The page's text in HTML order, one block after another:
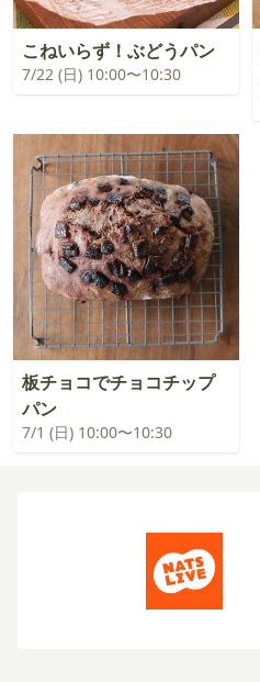
こねいらず！ぶどうパン
7/22 (日) 10:00〜10:30
板チョコでチョコチップ
パン
7/1 (日) 10:00〜10:30